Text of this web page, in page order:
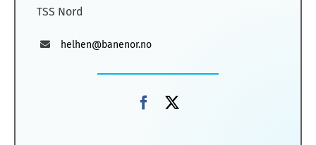
TSS Nord
helhen@banenor.no